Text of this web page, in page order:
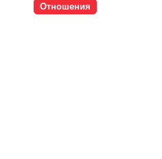
Отношения